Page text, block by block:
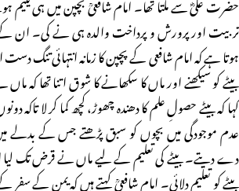
تربیت اور پرورش و پرداخت والدہ ہی نے کی۔ ان
ہوتا ہے کہ امام شافعی کے پچپن کا زمانہ انتہائی تنگ
بیٹے کو سیکھنے اور ماں کا سکھانے کا شوق اتنا تھا کہ
کہا کہ بیٹے حصولِ علم کا دھندہ چھوڑ، کچھ کما کر لا تاکہ
عدم موجودگی میں بچوں کو سبق پڑھتے جس کے بدلے
دے دیتے۔ بیٹے کی تعلیم کے لیے ماں نے قرض تک لیا
بیٹے کو تعلیم دلائی۔ امام شافعیؒ کہتے ہیں کہ یمن کے